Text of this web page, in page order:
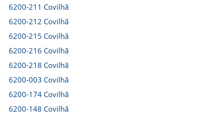
6200-211 Covilhã
6200-212 Covilhã
6200-215 Covilhã
6200-216 Covilhã
6200-218 Covilhã
6200-003 Covilhã
6200-174 Covilhã
6200-148 Covilhã